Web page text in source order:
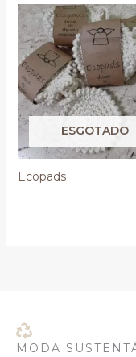
ESGOTADO
Ecopads
MODA